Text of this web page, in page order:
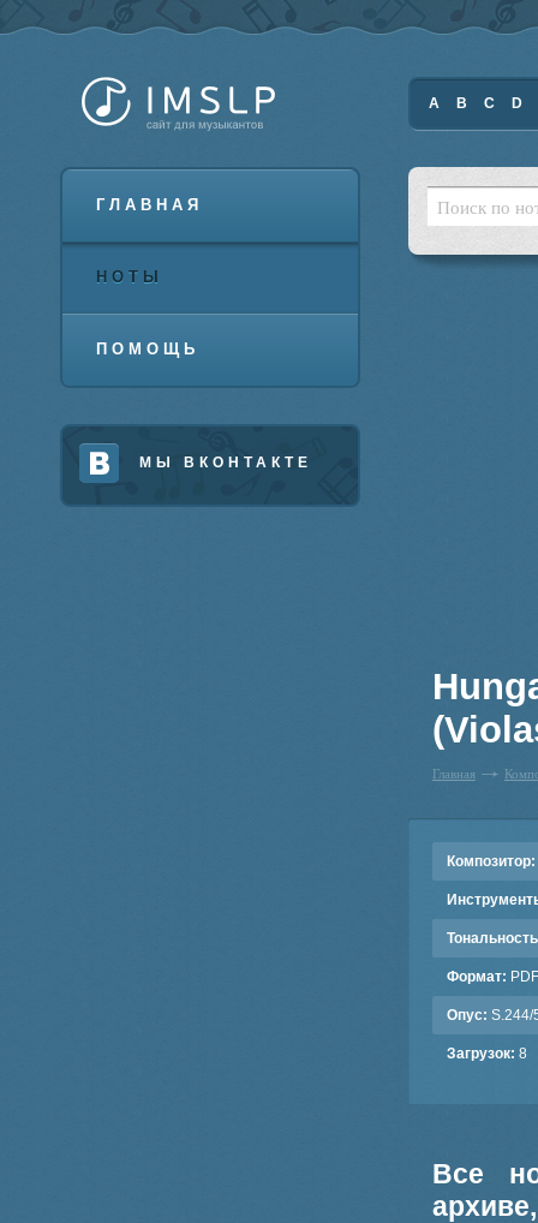
ГЛАВНАЯ
НОТЫ
ПОМОЩЬ
МЫ ВКОНТАКТЕ
A B C D
Главная
Композитор:
Формат: PDF
Опус: S.244/
Загрузок: 8
Все